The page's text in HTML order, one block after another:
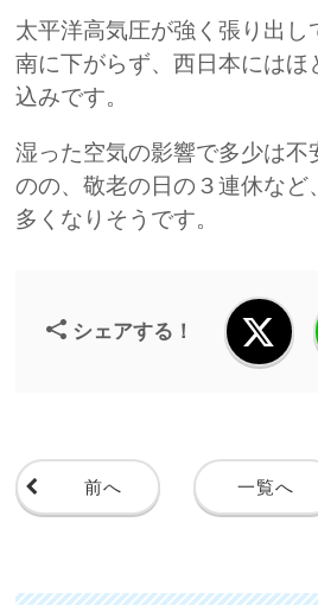
太平洋高気圧が強く張り出し
南に下がらず、西日本にはほ
込みです。
湿った空気の影響で多少は不
のの、敬老の日の３連休な
多くなりそうです。
シェアする！
前へ 一覧へ